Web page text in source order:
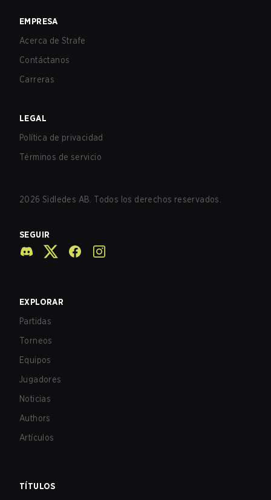
EMPRESA
Acerca de Strafe
Contáctanos
Carreras
LEGAL
Política de privacidad
Términos de servicio
2026 Sidledes AB. Todos los derechos reservados.
SEGUIR
EXPLORAR
Partidas
Torneos
Equipos
Jugadores
Noticias
Authors
Artículos
TÍTULOS